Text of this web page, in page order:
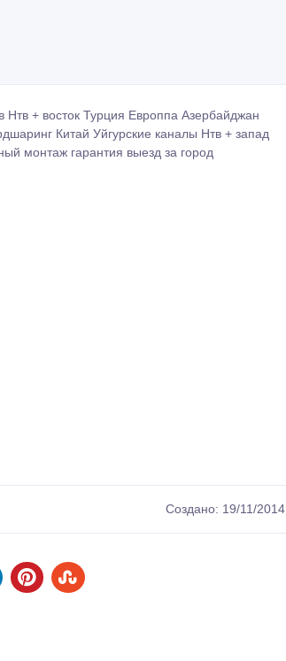
Нтв + восток Турция Европпа Азербайджан
Китай Уйгурские каналы Нтв + запад
монтаж гарантия выезд за город
Создано: 19/11/2014